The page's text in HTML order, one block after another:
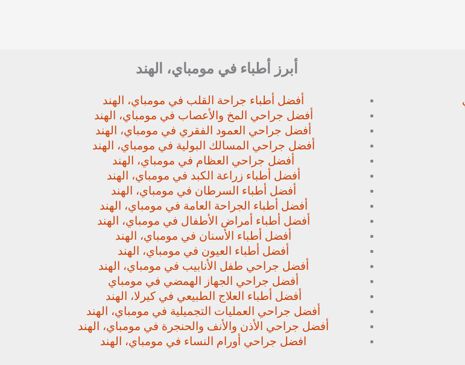
أبرز أطباء في مومباي، الهند
أفضل أطباء جراحة القلب في مومباي، الهند
أفضل جراحي المخ والأعصاب في مومباي، الهند
أفضل جراحي العمود الفقري في مومباي، الهند
أفضل جراحي المسالك البولية في مومباي، الهند
أفضل جراحي العظام في مومباي، الهند
أفضل أطباء زراعة الكبد في مومباي، الهند
أفضل أطباء السرطان في مومباي، الهند
أفضل أطباء الجراحة العامة في مومباي، الهند
أفضل أطباء أمراض الأطفال في مومباي، الهند
أفضل أطباء الأسنان في مومباي، الهند
أفضل أطباء العيون في مومباي، الهند
أفضل جراحي طفل الأنابيب في مومباي، الهند
أفضل جراحي الجهاز الهمضي في مومباي
أفضل أطباء العلاج الطبيعي في كيرلا، الهند
أفضل جراحي العمليات التجميلية في مومباي، الهند
أفضل جراحي الأذن والأنف والحنجرة في مومباي، الهند
افضل جراحي أورام النساء في مومباي، الهند